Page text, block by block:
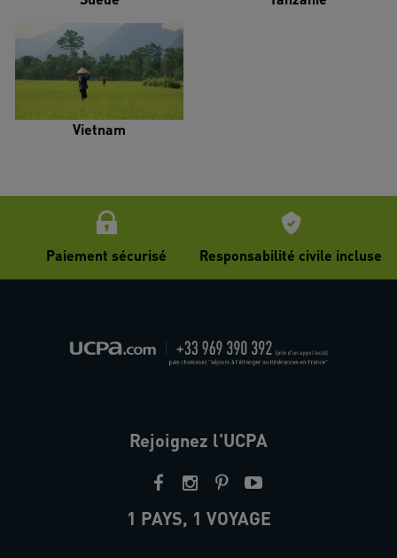
Vietnam
Paiement sécurisé Responsabilité civile incluse
Rejoignez l'UCPA
1 PAYS, 1 VOYAGE